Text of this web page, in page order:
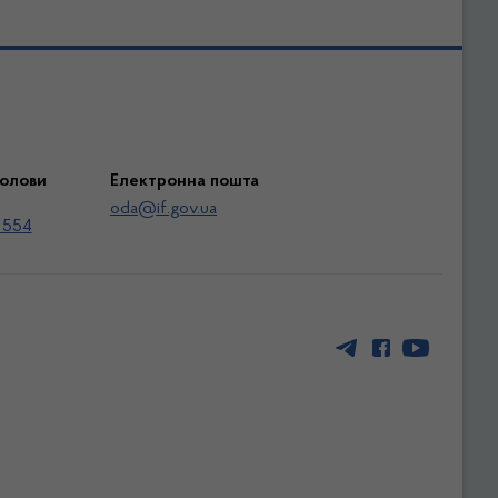
Електронна пошта
oda@if.gov.ua